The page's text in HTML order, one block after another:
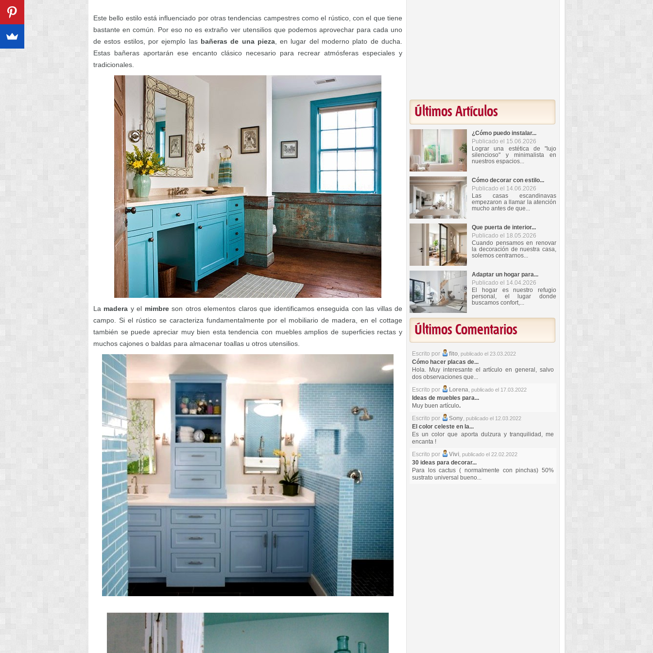
Este bello estilo está influenciado por otras tendencias campestres como el rústico, con el que tiene
bastante en común. Por eso no es extraño ver utensilios que podemos aprovechar para cada uno
de estos estilos, por ejemplo las bañeras de una pieza, en lugar del moderno plato de ducha.
Estas bañeras aportarán ese encanto clásico necesario para recrear atmósferas especiales y
tradicionales.
La madera y el mimbreson otros elementos claros que identificamos enseguida con las villas de
campo. Si el rústico se caracteriza fundamentalmente por el mobiliario de madera, en el cottage
también se puede apreciar muy bien esta tendencia con muebles amplios de superficies rectas y
muchos cajones o baldas para almacenar toallas u otros utensilios.
Últimos Artículos
¿Cómo puedo instalar...
Publicado el 15.06.2026
Lograr una estética de "lujo
silencioso" y minimalista en
nuestros espacios...
Cómo decorar con estilo...
Publicado el 14.06.2026
Las casas escandinavas
empezaron a llamar la atención
mucho antes de que...
Que puerta de interior...
Publicado el 18.05.2026
Cuando pensamos en renovar
la decoración de nuestra casa,
solemos centrarnos...
Adaptar un hogar para...
Publicado el 14.04.2026
El hogar es nuestro refugio
personal, el lugar donde
buscamos confort,...
Últimos Comentarios
Escrito por fito, publicado el 23.03.2022
Cómo hacer placas de...
Hola. Muy interesante el artículo en general, salvo
dos observaciones que...
Escrito por
Lorena, publicado el 17.03.2022
Ideas de muebles para...
Muy buen artículo.
Escrito por
Sony, publicado el 12.03.2022
El color celeste en la...
Es un color que aporta dulzura y tranquilidad, me
encanta !
Escrito por
Vivi, publicado el 22.02.2022
30 ideas para decorar...
Para los cactus ( normalmente con pinchas) 50%
sustrato universal bueno...